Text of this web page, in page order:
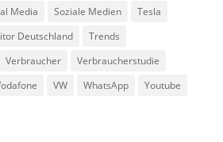
Media Soziale Medien
Tesla
Deutschland
Trends
Verbraucher
Verbraucherstudie
VW WhatsApp
Youtube